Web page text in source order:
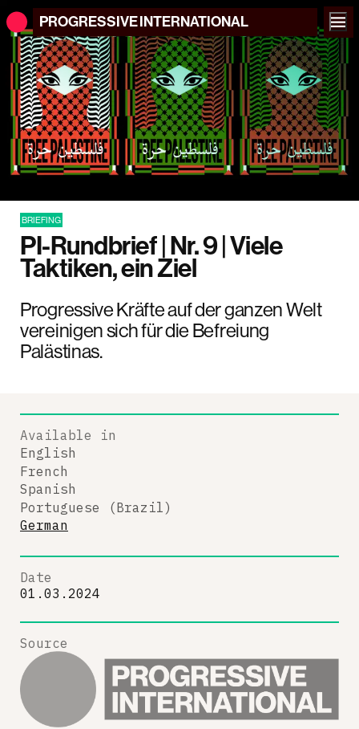
PROGRESSIVEINTERNATIONAL
BRIEFING
PI-Rundbrief | Nr. 9 | Viele
Taktiken, ein Ziel
Progressive Kräfte auf der ganzen Welt
vereinigen sich für die Befreiung
Palästinas.
Available in
English
French
Spanish
Portuguese (Brazil)
German
Date
01.03.2024
Source